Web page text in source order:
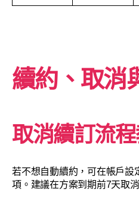
續約、取消
取消續訂流
若不想自動續約，可在帳戶設
項。建議在方案到期前7天取